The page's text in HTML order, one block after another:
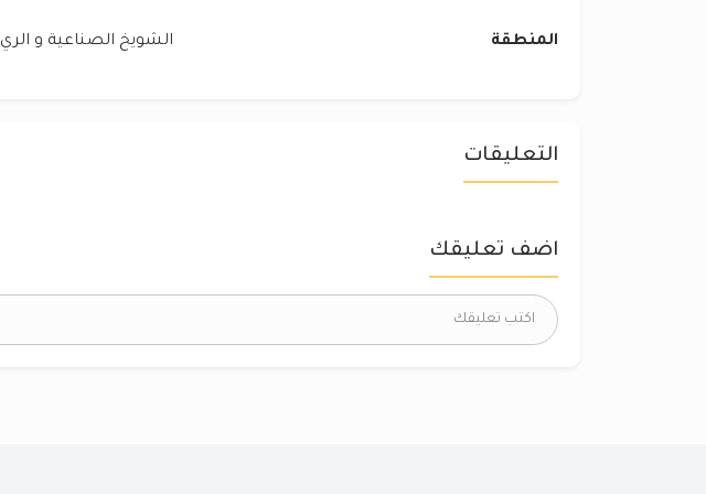
المنطقة الشويخ الصناعية و الري
التعليقات
اضف تعليقك